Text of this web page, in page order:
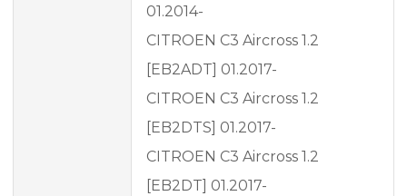
01.2014-
CITROEN C3 Aircross 1.2
[EB2ADT] 01.2017-
CITROEN C3 Aircross 1.2
[EB2DTS] 01.2017-
CITROEN C3 Aircross 1.2
[EB2DT] 01.2017-